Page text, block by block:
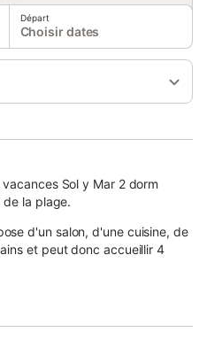
Départ
Choisir dates
Sol y Mar 2 dorm
de la plage.
d'un salon, d'une cuisine, de
et peut donc accueillir 4